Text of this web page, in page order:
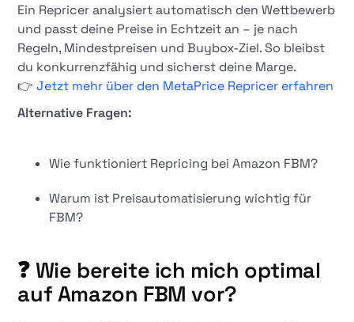
Ein Repricer analysiert automatisch den Wettbewerb
und passt deine Preise in Echtzeit an – je nach
Regeln, Mindestpreisen und Buybox-Ziel. So bleibst
du konkurrenzfähig und sicherst deine Marge.
👉Jetzt mehr über den MetaPrice Repricer erfahren
Alternative Fragen:
Wie funktioniert Repricing bei Amazon FBM?
Warum ist Preisautomatisierung wichtig für
FBM?
❓ Wie bereite ich mich optimal
auf Amazon FBM vor?